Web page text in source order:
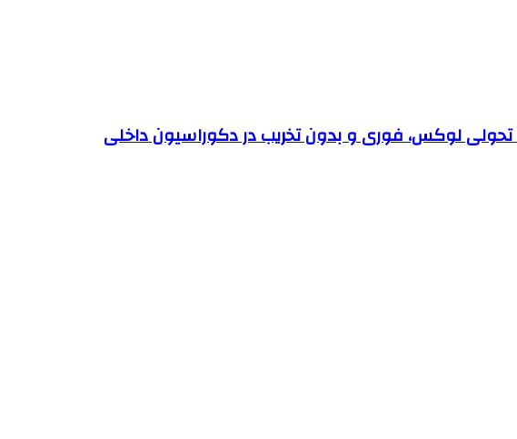
تحولی لوکس، فوری و بدون تخریب در دکوراسیون داخلی